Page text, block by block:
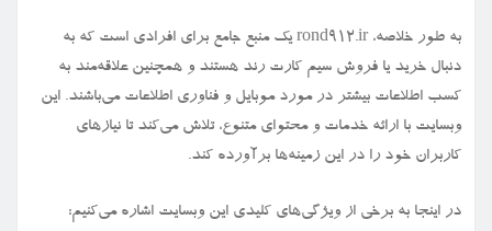
به طور خلاصه، rond912.ir یک منبع جامع برای افرادی است که به
دنبال خرید یا فروش سیم کارت رند هستند و همچنین علاقه‌مند به
کسب اطلاعات بیشتر در مورد موبایل و فناوری اطلاعات می‌باشند. این
وبسایت با ارائه خدمات و محتوای متنوع، تلاش می‌کند تا نیازهای
کاربران خود را در این زمینه‌ها برآورده کند.
در اینجا به برخی از ویژگی‌های کلیدی این وبسایت اشاره می‌کنیم: